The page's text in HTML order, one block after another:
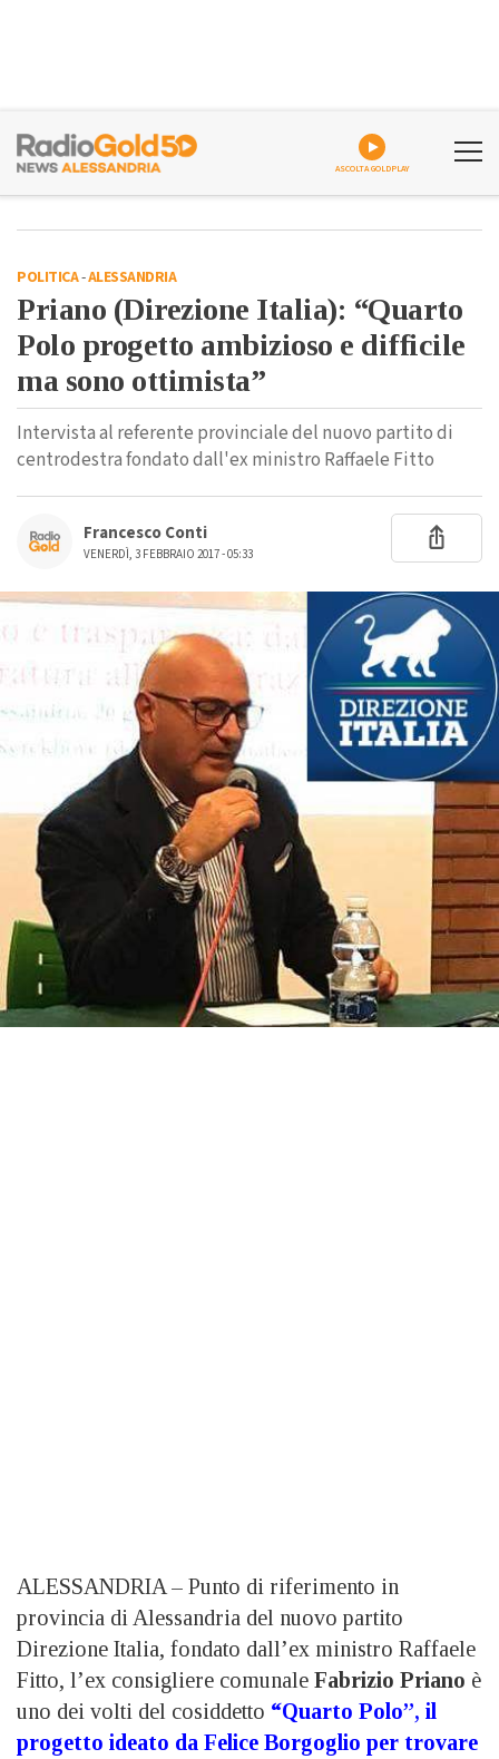
ASCOLTA GOLDPLAY
POLITICA-ALESSANDRIA
Priano (Direzione Italia): “Quarto
Polo progetto ambizioso e difficile
ma sono ottimista”
Intervista al referente provinciale del nuovo partito di
centrodestra fondato dall'ex ministro Raffaele Fitto
Francesco Conti
VENERDÌ, 3 FEBBRAIO 2017 - 05:33
ALESSANDRIA – Punto di riferimento in
provincia di Alessandria del nuovo partito
Direzione Italia, fondato dall’ex ministro Raffaele
Fitto, l’ex consigliere comunale Fabrizio Priano è
uno dei volti del cosiddetto “Quarto Polo”, il
progetto ideato da Felice Borgoglio per trovare